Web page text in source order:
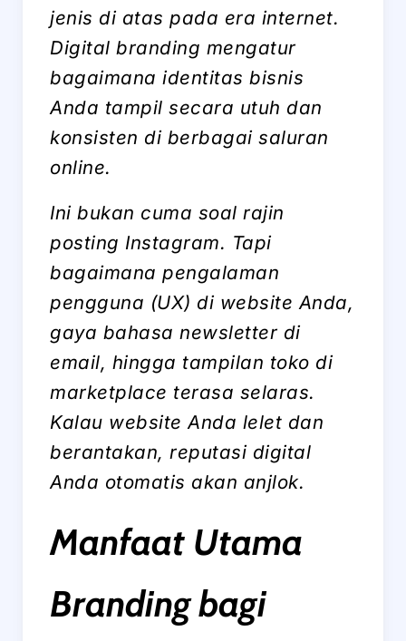
jenis di atas pada era internet.
Digital branding mengatur
bagaimana identitas bisnis
Anda tampil secara utuh dan
konsisten di berbagai saluran
online.
Ini bukan cuma soal rajin
posting Instagram. Tapi
bagaimana pengalaman
pengguna (UX) di website Anda,
gaya bahasa newsletter di
email, hingga tampilan toko di
marketplace terasa selaras.
Kalau website Anda lelet dan
berantakan, reputasi digital
Anda otomatis akan anjlok.
Manfaat Utama
Branding bagi